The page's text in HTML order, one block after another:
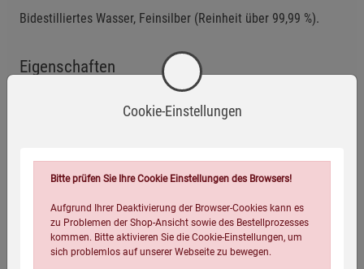
Bidestilliertes Wasser, Feinsilber (Reinheit über 99,99 %).
Eigenschaften
Verpackungsmaße (LxBxH):
16,5
Cookie-Einstellungen
Bitte prüfen Sie Ihre Cookie Einstellungen des Browsers!
Aufgrund Ihrer Deaktivierung der Browser-Cookies kann es
zu Problemen der Shop-Ansicht sowie des Bestellprozesses
kommen. Bitte aktivieren Sie die Cookie-Einstellungen, um
sich problemlos auf unserer Webseite zu bewegen.